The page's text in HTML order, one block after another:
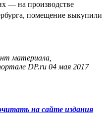
— на производстве
помещение выкупили
материала,
DP.ru 04 мая 2017
на сайте издания